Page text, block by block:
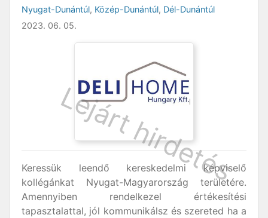
Nyugat-Dunántúl, Közép-Dunántúl, Dél-Dunántúl
2023. 06. 05.
Keressük leendő kereskedelmi képviselő
kollégánkat Nyugat-Magyarország területére.
Amennyiben rendelkezel értékesítési
tapasztalattal, jól kommunikálsz és szereted ha a